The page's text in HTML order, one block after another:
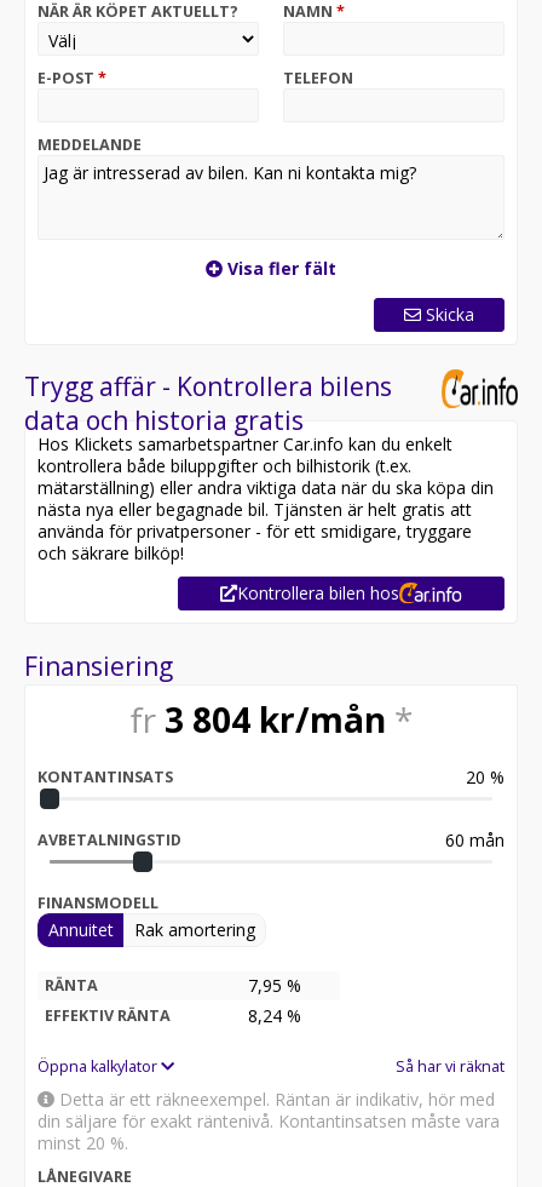
komfort. Utrustad med digital cockpit, backkamera och
värmare för kalla dagar som gör varje resa både smidig,
året runt.
Utrustning inkluderar:
- Dieselvärmare
- Active Info Display (Cockpit)
Övrig information om bilen:
Vid blandad körning är förbrukning endast 0.57 l/mil
Besiktigad till och med 2027-05-31
Endast 2 tidigare brukare
Möjlighet till 12-60 månaders garanti
Servicehistorik:
2018-08-21 - 1392 mil
2020-11-16 - 3744 mil
2025-11-28 - 13890 mil
• Se närbilder och film på bilen
• Reservera bilen direkt online
• Få mer info om utrustning och tillval
Därför ska du välja Riddermark Bil:
* Erbjuder hemleverans i hela Sverige
* 14 dagars helförsäkring via Folksam
* Våra bilar är testade på över 100 punkter
* Kvalitetssäkrade bilar
Telefontider:
Besökstider i butik:
RIDDERMARK BIL TRYGGHETSPAKET:
Skydda din bil med vårt trygghetspaket. Välj mellan 12-
NÄR ÄR KÖPET AKTUELLT? NAMN *
E-POST * TELEFON
MEDDELANDE
Visa fler fält
Skicka
Trygg affär - Kontrollera bilens
data och historia gratis
Hos Klickets samarbetspartner Car.info kan du enkelt
kontrollera både biluppgifter och bilhistorik (t.ex.
mätarställning) eller andra viktiga data när du ska köpa din
nästa nya eller begagnade bil. Tjänsten är helt gratis att
använda för privatpersoner - för ett smidigare, tryggare
och säkrare bilköp!
Kontrollera bilen hos
Finansiering
fr 3 804 kr/mån *
KONTANTINSATS 20 %
AVBETALNINGSTID 60 mån
FINANSMODELL
Annuitet Rak amortering
RÄNTA 7,95 %
EFFEKTIV RÄNTA 8,24 %
Öppna kalkylator Så har vi räknat
Detta är ett räkneexempel. Räntan är indikativ, hör med
din säljare för exakt räntenivå. Kontantinsatsen måste vara
minst 20 %.
LÅNEGIVARE